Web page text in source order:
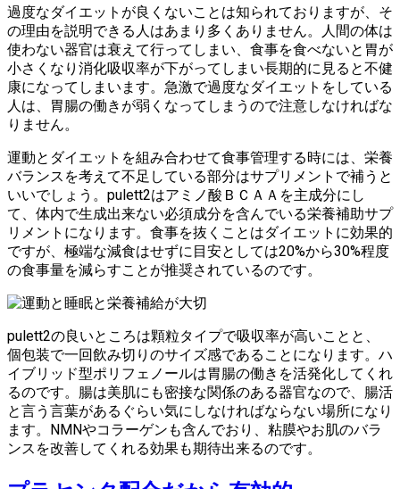
過度なダイエットが良くないことは知られておりますが、そ
の理由を説明できる人はあまり多くありません。人間の体は
使わない器官は衰えて行ってしまい、食事を食べないと胃が
小さくなり消化吸収率が下がってしまい長期的に見ると不健
康になってしまいます。急激で過度なダイエットをしている
人は、胃腸の働きが弱くなってしまうので注意しなければな
りません。
運動とダイエットを組み合わせて食事管理する時には、栄養
バランスを考えて不足している部分はサプリメントで補うと
いいでしょう。pulett2はアミノ酸ＢＣＡＡを主成分にし
て、体内で生成出来ない必須成分を含んでいる栄養補助サプ
リメントになります。食事を抜くことはダイエットに効果的
ですが、極端な減食はせずに目安としては20%から30%程度
の食事量を減らすことが推奨されているのです。
pulett2の良いところは顆粒タイプで吸収率が高いことと、
個包装で一回飲み切りのサイズ感であることになります。ハ
イブリッド型ポリフェノールは胃腸の働きを活発化してくれ
るのです。腸は美肌にも密接な関係のある器官なので、腸活
と言う言葉があるぐらい気にしなければならない場所になり
ます。NMNやコラーゲンも含んでおり、粘膜やお肌のバラ
ンスを改善してくれる効果も期待出来るのです。